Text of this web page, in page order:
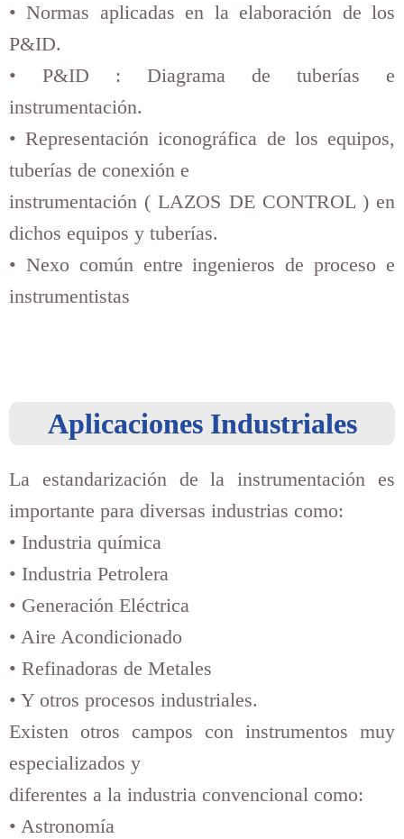
• Normas aplicadas en la elaboración de los
P&ID.
• P&ID : Diagrama de tuberías e
instrumentación.
• Representación iconográfica de los equipos,
tuberías de conexión e
instrumentación ( LAZOS DE CONTROL ) en
dichos equipos y tuberías.
• Nexo común entre ingenieros de proceso e
instrumentistas
Aplicaciones Industriales
La estandarización de la instrumentación es
importante para diversas industrias como:
• Industria química
• Industria Petrolera
• Generación Eléctrica
• Aire Acondicionado
• Refinadoras de Metales
• Y otros procesos industriales.
Existen otros campos con instrumentos muy
especializados y
diferentes a la industria convencional como:
• Astronomía